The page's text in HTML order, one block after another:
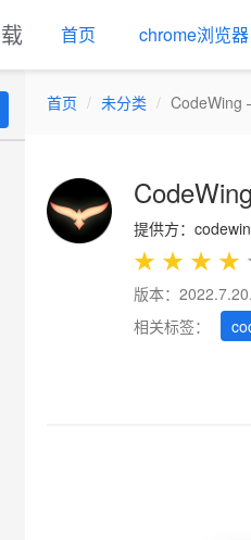
首页 chrome浏览器
首页 未分类 CodeWing
提供方：
★ ★ ★ ★
版本：
相关标签：